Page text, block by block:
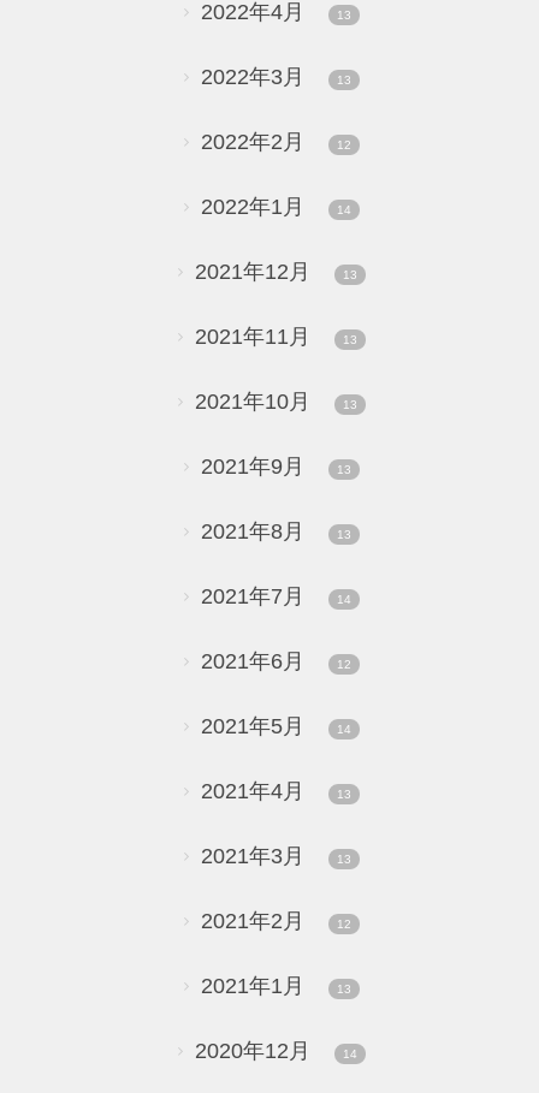
2022年4月 13
2022年3月 13
2022年2月 12
2022年1月 14
2021年12月 13
2021年11月 13
2021年10月 13
2021年9月 13
2021年8月 13
2021年7月 14
2021年6月 12
2021年5月 14
2021年4月 13
2021年3月 13
2021年2月 12
2021年1月 13
2020年12月 14